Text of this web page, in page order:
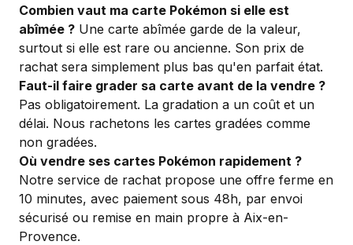
Combien vaut ma carte Pokémon si elle est
abîmée ? Une carte abîmée garde de la valeur,
surtout si elle est rare ou ancienne. Son prix de
rachat sera simplement plus bas qu'en parfait état.
Faut-il faire grader sa carte avant de la vendre ?
Pas obligatoirement. La gradation a un coût et un
délai. Nous rachetons les cartes gradées comme
non gradées.
Où vendre ses cartes Pokémon rapidement ?
Notre service de rachat propose une offre ferme en
10 minutes, avec paiement sous 48h, par envoi
sécurisé ou remise en main propre à Aix-en-
Provence.